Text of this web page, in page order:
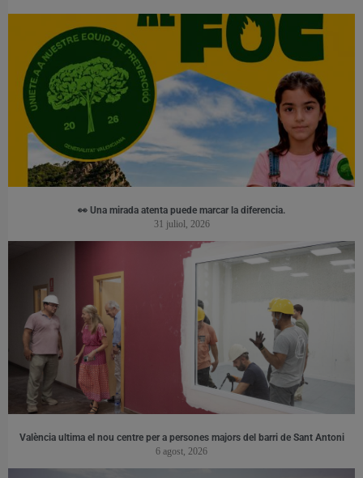
👀 Una mirada atenta puede marcar la diferencia.
31 juliol, 2026
València ultima el nou centre per a persones majors del barri de Sant Antoni
6 agost, 2026